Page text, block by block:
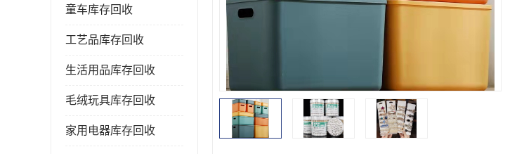
童车库存回收
工艺品库存回收
生活用品库存回收
毛绒玩具库存回收
家用电器库存回收